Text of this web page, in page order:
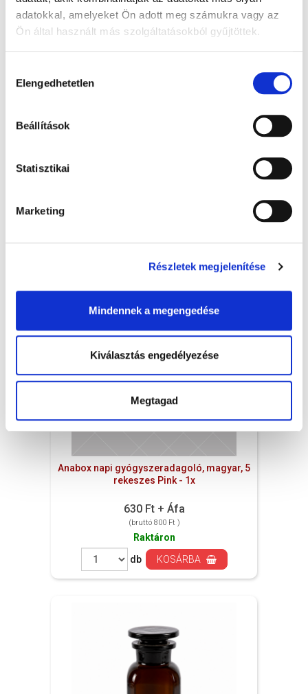
adatokkal, amelyeket Ön adott meg számukra vagy az
Ön által használt más szolgáltatásokból gyűjtöttek.
kiválasztása
Elengedhetetlen
Beállítások
Statisztikai
Marketing
Részletek megjelenítése
Mindennek a megengedése
Kiválasztás engedélyezése
Megtagad
Anabox napi gyógyszeradagoló, magyar, 5
rekeszes Pink - 1x
630 Ft + Áfa
(bruttó 800 Ft )
Raktáron
db
KOSÁRBA